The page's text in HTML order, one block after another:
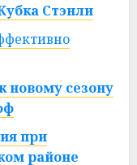
Стэнли
новому сезону
при
районе